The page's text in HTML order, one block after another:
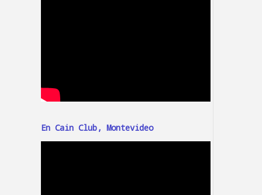
En Cain Club, Montevideo